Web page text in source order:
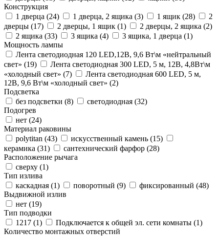
Конструкция
1 дверца (24) 1 дверца, 2 ящика (3) 1 ящик (28)
2
дверцы (17) 2 дверцы, 1 ящик (1) 2 дверцы, 2 ящика (2)
2 ящика (33) 3 ящика (4) 3 ящика, 1 дверца (1)
Мощность лампы
Лента светодиодная 120 LED,12В, 9,6 Вт\м «нейтральный
свет» (19)
Лента светодиодная 300 LED, 5 м, 12В, 4,8Вт\м
«холодный свет» (7)
Лента светодиодная 600 LED, 5 м,
12В, 9,6 Вт\м «холодный свет» (2)
Подсветка
без подсветки (8) светодиодная (32)
Подогрев
нет (24)
Материал раковины
polytitan (43) искусственный камень (15)
керамика (31) сантехнический фарфор (28)
Расположение рычага
сверху (1)
Тип излива
каскадная (1) поворотный (9) фиксированный (48)
Выдвижной излив
нет (19)
Тип подводки
1217 (1) Подключается к общей эл. сети комнаты (1)
Количество монтажных отверстий